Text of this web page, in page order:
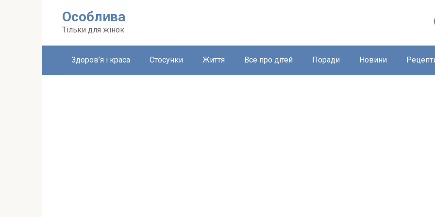
Особлива
Тільки для жінок
Здоров’я і краса Стосунки Життя Все про дітей Поради Новини